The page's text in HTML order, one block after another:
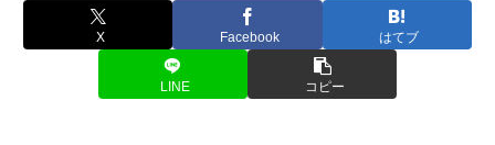
X Facebook はてブ
LINE コピー